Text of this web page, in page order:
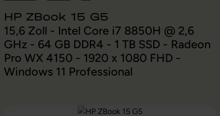
HP ZBook 15 G5
15,6 Zoll - Intel Core i7 8850H @ 2,6
GHz - 64 GB DDR4 - 1 TB SSD - Radeon
Pro WX 4150 - 1920 x 1080 FHD -
Windows 11 Professional
Bildergalerie überspringen